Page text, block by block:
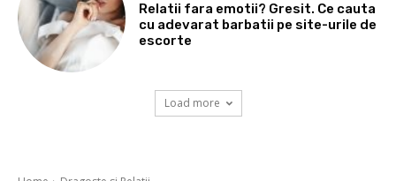
Relatii fara emotii? Gresit. Ce cauta
cu adevarat barbatii pe site-urile de
escorte
Load more